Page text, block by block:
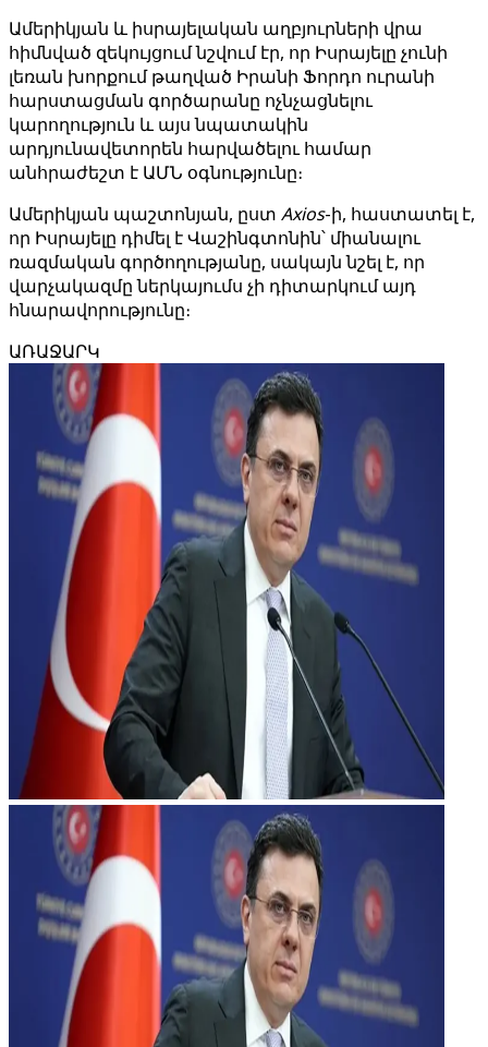
Ամերիկյան և իսրայելական աղբյուրների վրա
հիմնված զեկույցում նշվում էր, որ Իսրայելը չունի
լեռան խորքում թաղված Իրանի Ֆորդո ուրանի
հարստացման գործարանը ոչնչացնելու
կարողություն և այս նպատակին
արդյունավետորեն հարվածելու համար
անհրաժեշտ է ԱՄՆ օգնությունը։
Ամերիկյան պաշտոնյան, ըստ Axios-ի, հաստատել է,
որ Իսրայելը դիմել է Վաշինգտոնին՝ միանալու
ռազմական գործողությանը, սակայն նշել է, որ
վարչակազմը ներկայումս չի դիտարկում այդ
հնարավորությունը։
ԱՌԱՋԱՐԿ